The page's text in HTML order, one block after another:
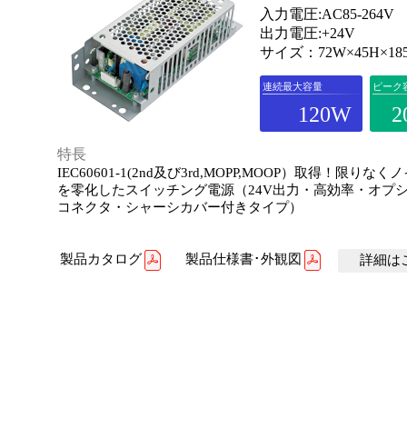
入力電圧:AC85-264V
出力電圧:+24V
サイズ：
連続最大容量
120W
ピーク
特長
IEC60601-1(2nd及び3rd,MOPP,MOOP）取得！限りなく
を零化したスイッチング電源（24V出力・高効率・オプ
コネクタ・シャーシカバー付きタイプ）
製品カタログ 製品仕様書･外観図 詳細は